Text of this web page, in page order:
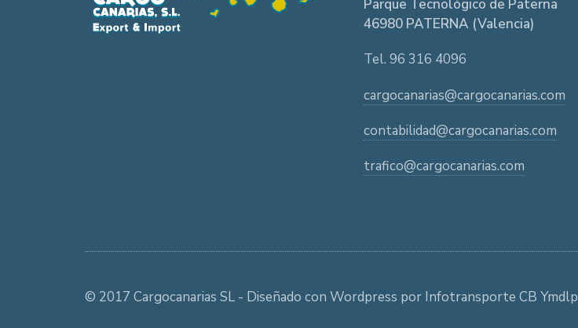
Parque Tecnológico de Paterna
46980 PATERNA (Valencia)
Tel. 96 316 4096
cargocanarias@cargocanarias.com
contabilidad@cargocanarias.com
trafico@cargocanarias.com
© 2017 Cargocanarias SL - Diseñado con Wordpress por Infotransporte CB Ymdlp